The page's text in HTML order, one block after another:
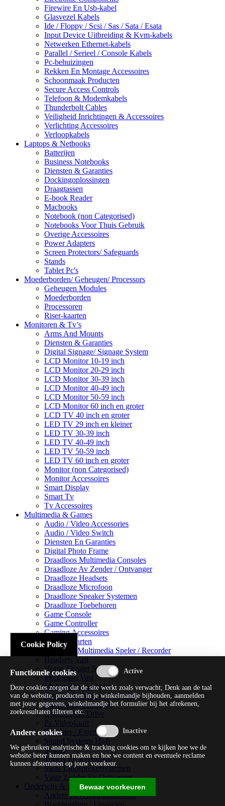
Firewire En Usb-kabel
Glasvezel Kabels
Ide / Floppy / Scsi / Sas / Sata / Esata
Input Device Uitbreiding & Kvm-kabels
Netwerken Ethernet-kabels
Parallel / Serieel / Console Kabels
Pc-behuizingen
Rekken En Montage Accessoires
Schoonmaak Producten
Secure Access Controls
Telefoon & Modemkabels
Thunderbolt Cables
Veiligheid Inrichtingen & Accessoires
Verlichting Accessoires
Verloopkabels
Laptops & Netbooks
Batterijen
Business Notebooks
Diensten & Garanties
Dockingoplossingen
Draagtassen
E-book Reader
Macbooks
Notebook (non Categorised)
Notebooks Voor Thuis Gebruik
Overige Accessoires
Power Adapters
Screen Protectors/ Safeguards
Stands
Tablet Pc's
Moederborden/ Geheugen/ Processors
Geheugen Modules
Moederborden
Processoren
Riser-kaarten
Monitoren & Tv’s
Arms And Mounts
Diensten & Garanties
Digital Signage/ Signage System
LCD Monitor 10-19 inch
LCD Monitor 20-29 inch
LCD Monitor 30-39 inch
LCD Monitor 40-49 inch
LCD Monitor 50-59 inch
LCD Monitor 60 inch en groter
LCD TV 40 inch en groter
LED TV 29 inch en kleiner
LED TV 30-39 inch
LED TV 40-49 inch
LED TV 50-59 inch
LED TV 60 inch en groter
Monitor (non Categorised)
Monitor Accessoires
Smart Display
Smart Tv
Tv Accessoires
Multimedia & Games
Audio / Video Accessories
Audio / Video Switch
Diensten En Garanties
Digital Photo Frame
Draadloos Multimedia Consoles
Draadloze Av Zender / Ontvanger
Draadloze Headsets
Draadloze Microfoon
Draadloze Speaker Systemen
Draadloze Toebehoren
Game Console
Game Controller
Gaming Accessoires
Geluidskaarten
Handheld Multimedia Speler / Recorder
Headsets Vast
Home Theater Systems
Microfoon Vast
Multimedia Consoles
Multimedia Mixer / Versterker
Multimedia Productie
Optical Disk Drive
Pc Videokaart
Repeater / Extender
Sound Systems Hi-fi
Splitter
Tuners En Recorders
Vaste Luidsprekersystemen
Vaste Zender En Ontvanger
Onderwijs & Recreatie
Andere Beveiligingssoftware
Cookie Policy
Functionele cookies
Deze cookies zorgen dat de site werkt zoals verwacht; Denk aan de taal
van de website, producten in je winkelmandje bijhouden, aanmelden
met jouw gegevens, winkelmandje het formulier bij het afrekenen,
zoekresultaten filteren etc.
Andere cookies
We gebruiken analytische & tracking cookies om te kijken hoe we de
website beter kunnen maken en hoe we content en eventuele reclame
kunnen afstemmen op jouw voorkeur.
Bewaar voorkeuren